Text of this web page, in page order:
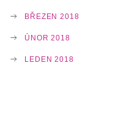
BŘEZEN 2018
ÚNOR 2018
LEDEN 2018